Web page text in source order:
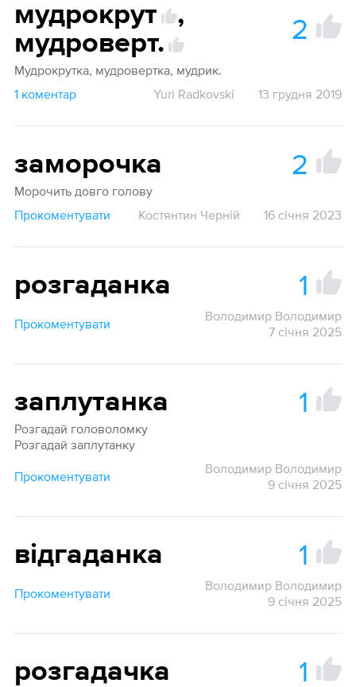
мудрокрут
,
мудроверт.
2
Мудрокрутка, мудровертка, мудрик.
1 коментар
Yuri Radkovski 13 грудня 2019
заморочка 2
Морочить довго голову
Прокоментувати
Костянтин Черній 16 січня 2023
розгаданка 1
Прокоментувати
Володимир Володимир
7 січня 2025
заплутанка 1
Розгадай головоломку
Розгадай заплутанку
Прокоментувати
Володимир Володимир
9 січня 2025
відгаданка 1
Прокоментувати
Володимир Володимир
9 січня 2025
розгадачка 1